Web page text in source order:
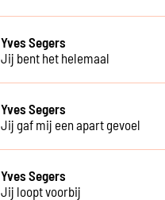
Yves Segers
Jij bent het helemaal
Yves Segers
Jij gaf mij een apart gevoel
Yves Segers
Jij loopt voorbij